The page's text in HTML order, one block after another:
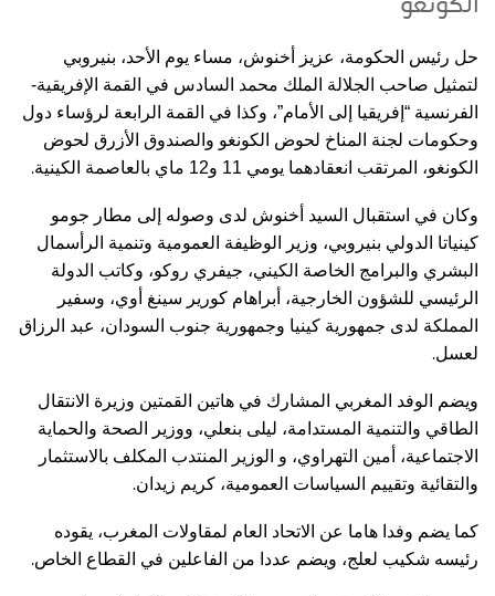
حل رئيس الحكومة، عزيز أخنوش، مساء يوم الأحد، بنيروبي
لتمثيل صاحب الجلالة الملك محمد السادس في القمة الإفريقية-
الفرنسية “إفريقيا إلى الأمام”، وكذا في القمة الرابعة لرؤساء دول
وحكومات لجنة المناخ لحوض الكونغو والصندوق الأزرق لحوض
الكونغو، المرتقب انعقادهما يومي 11 و12 ماي بالعاصمة الكينية
.
وكان في استقبال السيد أخنوش لدى وصوله إلى مطار جومو
كينياتا الدولي بنيروبي، وزير الوظيفة العمومية وتنمية الرأسمال
البشري والبرامج الخاصة الكيني، جيفري روكو، وكاتب الدولة
الرئيسي للشؤون الخارجية، أبراهام كورير سينغ أوي، وسفير
المملكة لدى جمهورية كينيا وجمهورية جنوب السودان، عبد الرزاق
لعسل.
ويضم الوفد المغربي المشارك في هاتين القمتين وزيرة الانتقال
الطاقي والتنمية المستدامة، ليلى بنعلي، ووزير الصحة والحماية
الاجتماعية، أمين التهراوي، و الوزير المنتدب المكلف بالاستثمار
والتقائية وتقييم السياسات العمومية، كريم زيدان.
كما يضم وفدا هاما عن الاتحاد العام لمقاولات المغرب، يقوده
رئيسه شكيب لعلج، ويضم عددا من الفاعلين في القطاع الخاص.